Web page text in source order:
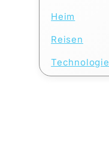
Heim
Reisen
Technologie